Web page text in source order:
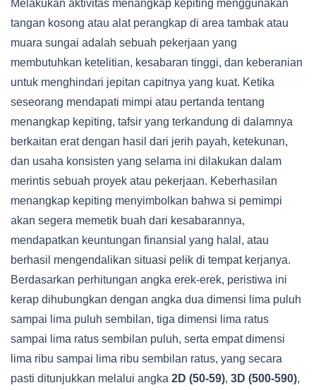
Melakukan aktivitas menangkap kepiting menggunakan
tangan kosong atau alat perangkap di area tambak atau
muara sungai adalah sebuah pekerjaan yang
membutuhkan ketelitian, kesabaran tinggi, dan keberanian
untuk menghindari jepitan capitnya yang kuat. Ketika
seseorang mendapati mimpi atau pertanda tentang
menangkap kepiting, tafsir yang terkandung di dalamnya
berkaitan erat dengan hasil dari jerih payah, ketekunan,
dan usaha konsisten yang selama ini dilakukan dalam
merintis sebuah proyek atau pekerjaan. Keberhasilan
menangkap kepiting menyimbolkan bahwa si pemimpi
akan segera memetik buah dari kesabarannya,
mendapatkan keuntungan finansial yang halal, atau
berhasil mengendalikan situasi pelik di tempat kerjanya.
Berdasarkan perhitungan angka erek-erek, peristiwa ini
kerap dihubungkan dengan angka dua dimensi lima puluh
sampai lima puluh sembilan, tiga dimensi lima ratus
sampai lima ratus sembilan puluh, serta empat dimensi
lima ribu sampai lima ribu sembilan ratus, yang secara
pasti ditunjukkan melalui angka 2D (50-59), 3D (500-590),